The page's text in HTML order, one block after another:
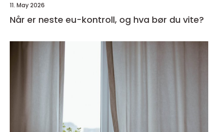
11. May 2026
Når er neste eu-kontroll, og hva bør du vite?